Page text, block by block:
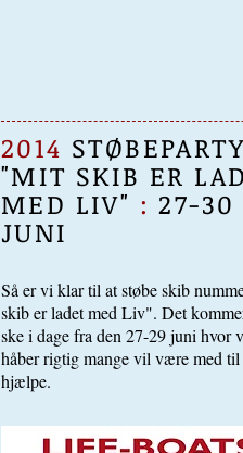
2014 STØBEPARTY
"MIT SKIB ER
MED LIV" : 27-30
JUNI
Så er vi klar til at støbe skib
skib er ladet med Liv". Det kommer
ske i dage fra den 27-29 juni hvor vi
håber rigtig mange vil være med til
hjælpe.